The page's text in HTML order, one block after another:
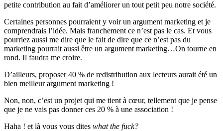
petite contribution au fait d’améliorer un tout petit peu notre société.
Certaines personnes pourraient y voir un argument marketing et je
comprendrais l’idée. Mais franchement ce n’est pas le cas. Et vous
pourriez aussi me dire que le fait de dire que ce n’est pas du
marketing pourrait aussi être un argument marketing…On tourne en
rond. Il faudra me croire.
D’ailleurs, proposer 40 % de redistribution aux lecteurs aurait été un
bien meilleur argument marketing !
Non, non, c’est un projet qui me tient à cœur, tellement que je pense
que je ne vais pas donner ces 20 % à une association !
Haha ! et là vous vous dites what the fuck?